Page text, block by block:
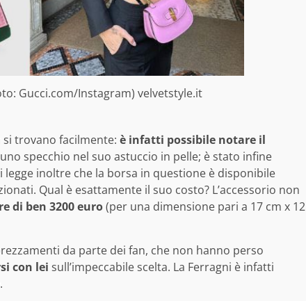
Gucci.com/Instagram) velvetstyle.it
si trovano facilmente: è infatti possibile notare il
specchio nel suo astuccio in pelle; è stato infine
inoltre che la borsa in questione è disponibile
Qual è esattamente il suo costo? L’accessorio non
di ben 3200 euro(per una dimensione pari a 17 cm x 12
da parte dei fan, che non hanno perso
con lei sull’impeccabile scelta. La Ferragni è infatti